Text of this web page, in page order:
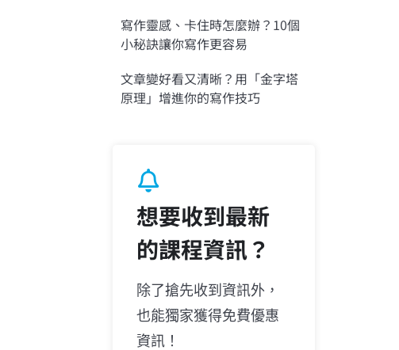
寫作靈感、卡住時怎麼辦？10個
小秘訣讓你寫作更容易
文章變好看又清晰？用「金字塔
原理」增進你的寫作技巧
想要收到最新
的課程資訊？
除了搶先收到資訊外，
也能獨家獲得免費優惠
資訊！